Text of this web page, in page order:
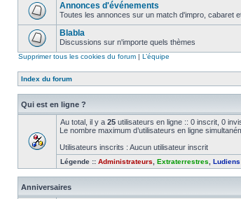
Annonces d'événements
Toutes les annonces sur un match d'impro, cabaret
Blabla
Discussions sur n'importe quels thèmes
Supprimer tous les cookies du forum | L’équipe
Index du forum
Qui est en ligne ?
Au total, il y a 25 utilisateurs en ligne :: 0 inscrit, 0
Le nombre maximum d’utilisateurs en ligne
Utilisateurs inscrits : Aucun utilisateur inscrit
Légende :: Administrateurs Extraterrestres Ludiens
Anniversaires